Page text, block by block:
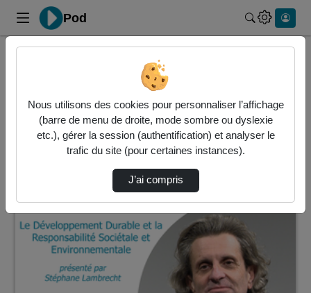
Pod
1 vidéo trouvée
Audio Vidéo Statistiques de vues
Direction de tri
00:07:28
Nous utilisons des cookies pour personnaliser l’affichage
(barre de menu de droite, mode sombre ou dyslexie
etc.), gérer la session (authentification) et analyser le
trafic du site (pour certaines instances).
J’ai compris